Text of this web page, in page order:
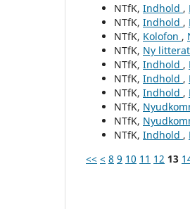
NTfK, Indhold ,
NTfK, Indhold ,
NTfK, Kolofon ,
NTfK, Ny
NTfK, Indhold ,
NTfK, Indhold ,
NTfK, Indhold ,
NTfK,
NTfK,
NTfK, Indhold ,
<< < 8 9 10 11 12 13